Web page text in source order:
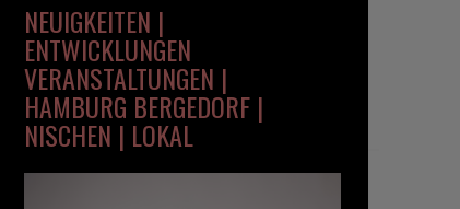
NEUIGKEITEN |
ENTWICKLUNGEN
VERANSTALTUNGEN |
HAMBURG BERGEDORF |
NISCHEN | LOKAL